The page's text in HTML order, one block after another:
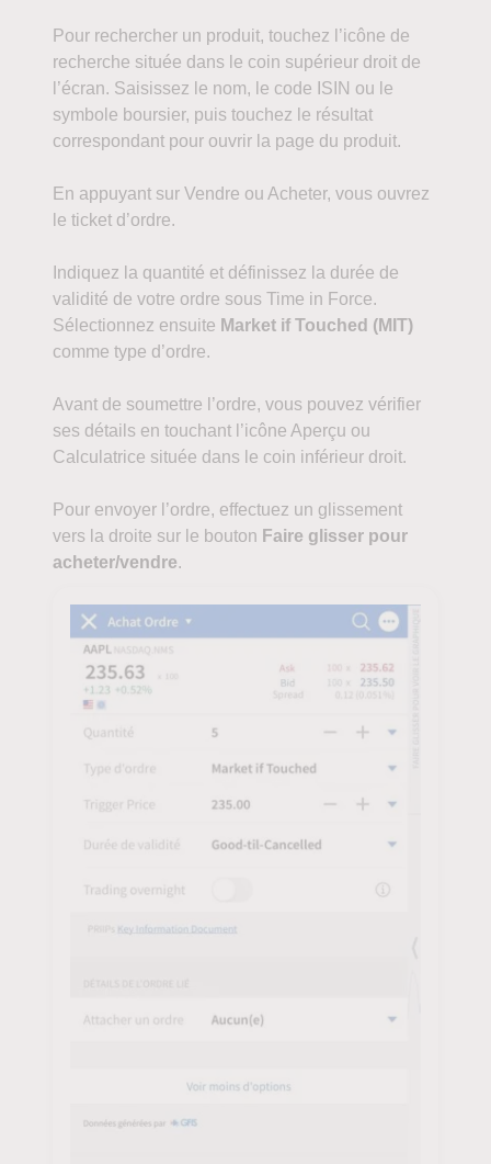
Pour rechercher un produit, touchez l’icône de
recherche située dans le coin supérieur droit de
l’écran. Saisissez le nom, le code ISIN ou le
symbole boursier, puis touchez le résultat
correspondant pour ouvrir la page du produit.
En appuyant sur Vendre ou Acheter, vous ouvrez
le ticket d’ordre.
Indiquez la quantité et définissez la durée de
validité de votre ordre sous Time in Force.
Sélectionnez ensuite Market if Touched (MIT)
comme type d’ordre.
Avant de soumettre l’ordre, vous pouvez vérifier
ses détails en touchant l’icône Aperçu ou
Calculatrice située dans le coin inférieur droit.
Pour envoyer l’ordre, effectuez un glissement
vers la droite sur le bouton Faire glisser pour
acheter/vendre.